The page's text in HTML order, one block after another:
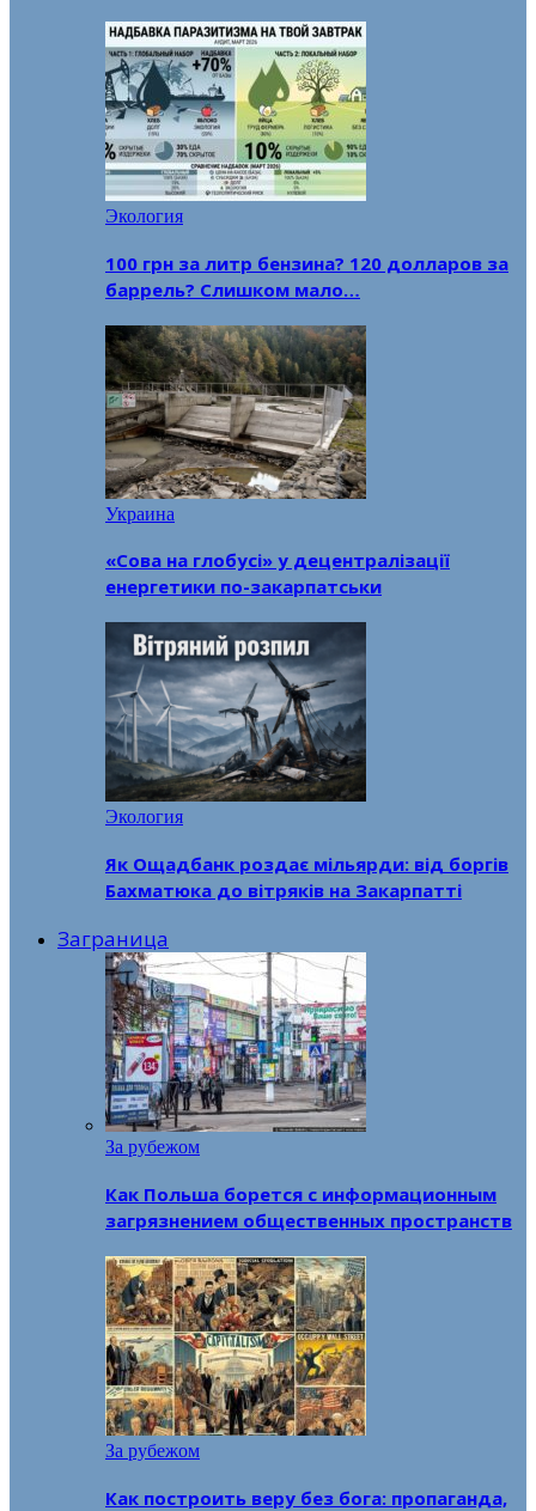
Экология
100 грн за литр бензина? 120 долларов за
баррель? Слишком мало…
Украина
«Сова на глобусі» у децентралізації
енергетики по-закарпатськи
Экология
Як Ощадбанк роздає мільярди: від боргів
Бахматюка до вітряків на Закарпатті
Заграница
За рубежом
Как Польша борется с информационным
загрязнением общественных пространств
За рубежом
Как построить веру без бога: пропаганда,